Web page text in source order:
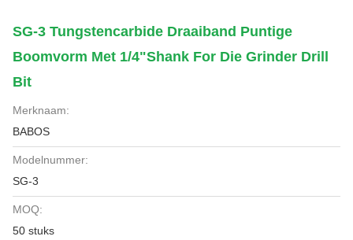
SG-3 Tungstencarbide Draaiband Puntige
Boomvorm Met 1/4"Shank For Die Grinder Drill
Bit
Merknaam:
BABOS
Modelnummer:
SG-3
MOQ:
50 stuks